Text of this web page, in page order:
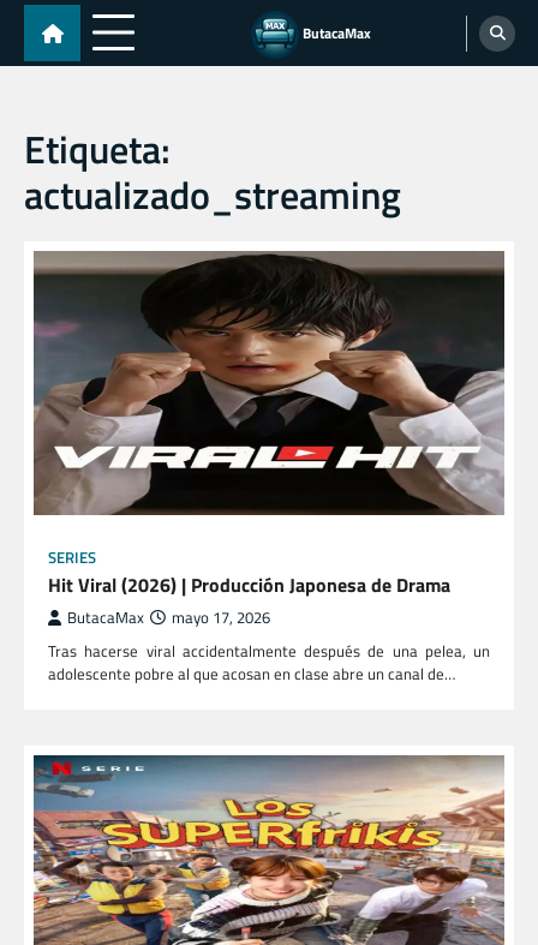
Skip
content
ButacaMax
Etiqueta:
actualizado_streaming
SERIES
Hit Viral (2026) | Producción Japonesa de Drama
ButacaMax mayo 17, 2026
Tras hacerse viral accidentalmente después de una pelea, un
adolescente pobre al que acosan en clase abre un canal de…